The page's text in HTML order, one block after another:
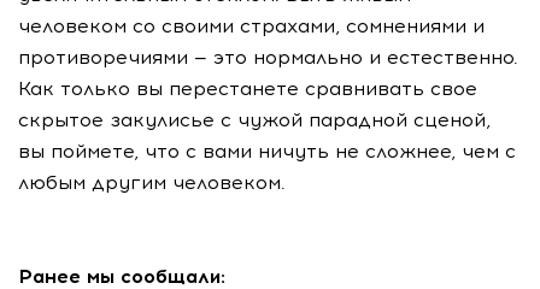
человеком со своими страхами, сомнениями и
противоречиями — это нормально и естественно.
Как только вы перестанете сравнивать свое
скрытое закулисье с чужой парадной сценой,
вы поймете, что с вами ничуть не сложнее, чем с
любым другим человеком.
Ранее мы сообщали: